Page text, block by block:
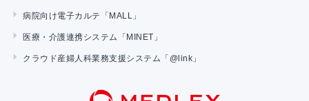
病院向け電子カルテ「MALL」
医療・介護連携システム「MINET」
クラウド産婦人科業務支援システム「@link」